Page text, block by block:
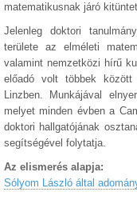
matematikusnak járó
Jelenleg doktori
területe az elméleti
valamint nemzetközi hírű
előadó volt többek között
Linzben. Munkájával
melyet minden évben a
doktori hallgatójának
segítségével folytatja.
Az elismerés alapja:
Sólyom László által